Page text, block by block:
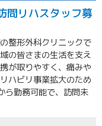
問リハスタッフ募
整形外科クリニックで
の皆さまの生活を支え
が取りやすく、痛みや
ハビリ事業拡大のため
ら勤務可能で、訪問未